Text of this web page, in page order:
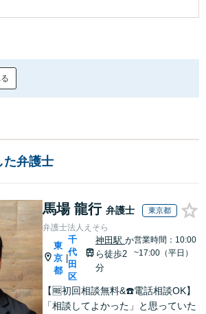
た弁護士
馬場 龍行 弁護士 東京都
弁護士法人えそら
東
京
都
千
代
田
区
神田駅か
ら徒歩2
分
営業時間：10:00
~17:00（平日）
【🆓初回相談無料&☎️電話相談OK】
「相談してよかった」と思っていた